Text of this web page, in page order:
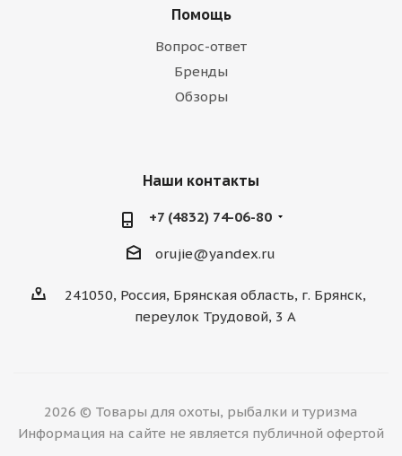
Помощь
Вопрос-ответ
Бренды
Обзоры
Наши контакты
+7 (4832) 74-06-80
orujie@yandex.ru
241050, Россия, Брянская область, г. Брянск,
переулок Трудовой, 3 А
2026 © Товары для охоты, рыбалки и туризма
Информация на сайте не является публичной офертой